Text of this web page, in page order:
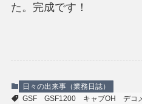
た。完成です！
日々の出来事（業務日誌）
GSF
GSF1200 キャブOH デコ